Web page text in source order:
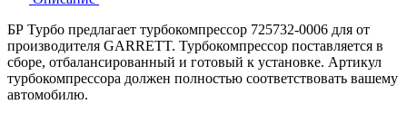
БР Турбо предлагает турбокомпрессор 725732-0006 для от
производителя GARRETT. Турбокомпрессор поставляется в
сборе, отбалансированный и готовый к установке. Артикул
турбокомпрессора должен полностью соответствовать вашему
автомобилю.